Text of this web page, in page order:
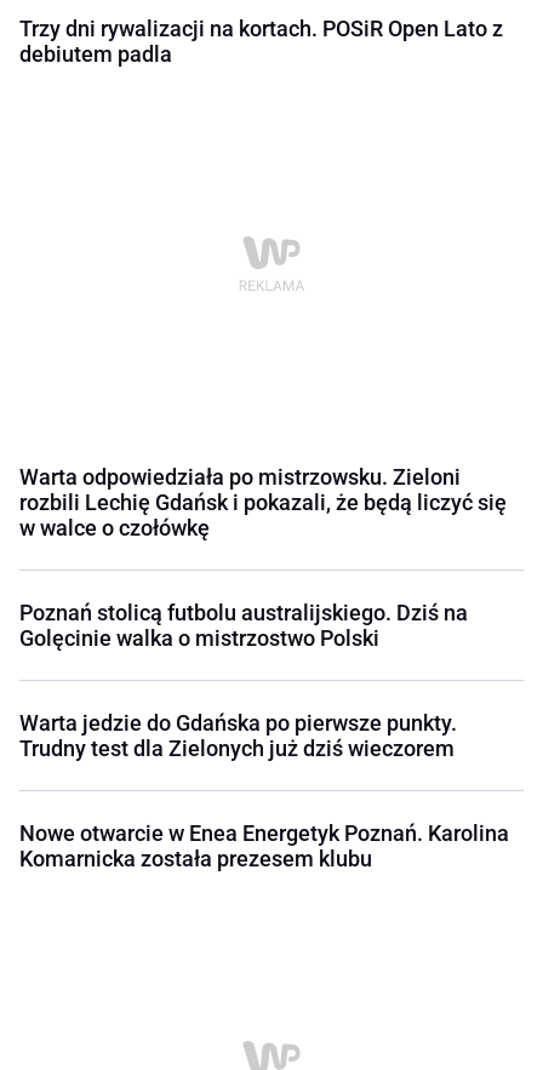
Trzy dni rywalizacji na kortach. POSiR Open Lato z
debiutem padla
Warta odpowiedziała po mistrzowsku. Zieloni
rozbili Lechię Gdańsk i pokazali, że będą liczyć się
w walce o czołówkę
Poznań stolicą futbolu australijskiego. Dziś na
Golęcinie walka o mistrzostwo Polski
Warta jedzie do Gdańska po pierwsze punkty.
Trudny test dla Zielonych już dziś wieczorem
Nowe otwarcie w Enea Energetyk Poznań. Karolina
Komarnicka została prezesem klubu